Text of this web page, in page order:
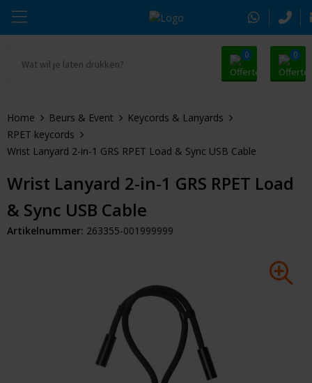
0 0
Drinkwaren
Kleding & Textiel
Tassen & Reizen
Elektronica & Gadgets
Sleutelhangers & Tools
Huis & Lifestyle
Outdoor & Vrije Tijd
Alle promosnoepje
Zomer
Pasen
Kerst
Eindejaarsgeschenken
Thule
Moleskine
Alle merken
Home Beurs & Event
Keycords & Lanyards
RPET keycords
Wrist Lanyard 2-in-1 GRS RPET Load & Sync USB Cable
Wrist Lanyard 2-in-1 GRS RPET Load
& Sync USB Cable
Artikelnummer: 263355-001999999